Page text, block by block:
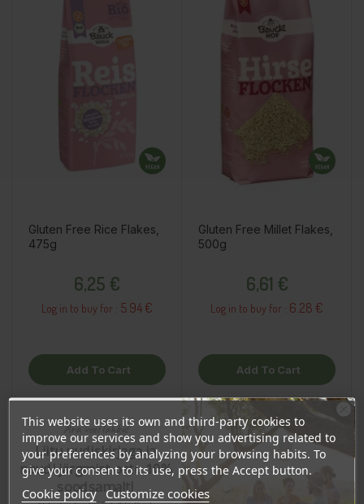
Gluten Free Rice Flakes,
475g
6,25 €
Log in to buy for : 5.94 €
Add To Cart
Gluten Free Millet Flakes,
500g
6,61 €
Log in to buy for : 6.28 €
Add To Cart
OSTA HULGI
OSTA HULGI
OSTA HULGI -20% OSTA HULGI
OSTA HULGI
OSTA HULGI
This website uses its own and third-party cookies to
improve our services and show you advertising related to
your preferences by analyzing your browsing habits. To
give your consent to its use, press the Accept button.
Cookie policy Customize cookies
Ära veel lahku!
Liitu uudiskirjaga ja
naudi järgmist ostu 10%
soodsamalt!